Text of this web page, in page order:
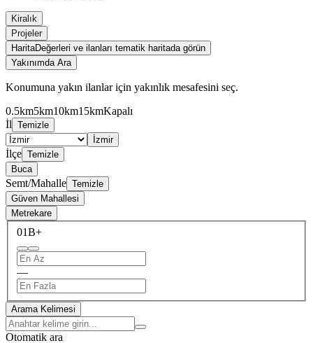
Kiralık
Projeler
HaritaDeğerleri ve ilanları tematik haritada görün
Yakınımda Ara
Konumuna yakın ilanlar için yakınlık mesafesini seç.
0.5km5km10km15kmKapalı
İl Temizle
İzmir
İlçe Temizle
Buca
Semt/Mahalle Temizle
Güven Mahallesi
Metrekare
01B+
—
Arama Kelimesi
Otomatik ara